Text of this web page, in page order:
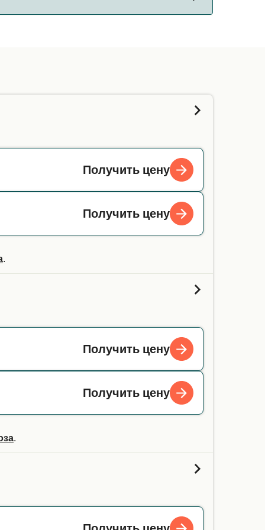
Получить цену
Получить цену
.
Получить цену
Получить цену
.